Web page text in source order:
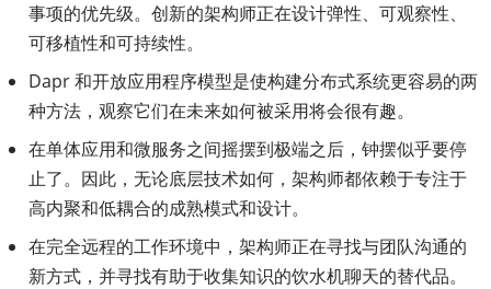
事项的优先级。创新的架构师正在设计弹性、可观察性、
可移植性和可持续性。
Dapr 和开放应用程序模型是使构建分布式系统更容易的两
种方法，观察它们在未来如何被采用将会很有趣。
在单体应用和微服务之间摇摆到极端之后，钟摆似乎要停
止了。因此，无论底层技术如何，架构师都依赖于专注于
高内聚和低耦合的成熟模式和设计。
在完全远程的工作环境中，架构师正在寻找与团队沟通的
新方式，并寻找有助于收集知识的饮水机聊天的替代品。